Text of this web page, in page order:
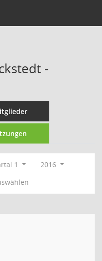
-
1
2016